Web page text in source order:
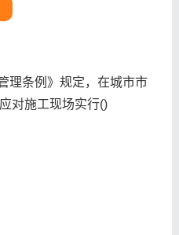
理条例》规定，在城市市
对施工现场实行()